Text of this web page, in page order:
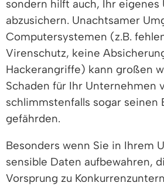
sondern hilft auch, Ihr eigenes
abzusichern. Unachtsamer
Computersystemen (z.B.
Virenschutz, keine
Hackerangriffe) kann großen
Schaden für Ihr Unternehmen
schlimmstenfalls sogar seinen
gefährden.
Besonders wenn Sie in Ihrem
sensible Daten aufbewahren,
Vorsprung zu